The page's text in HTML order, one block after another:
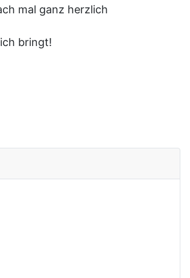
mal ganz herzlich
bringt!